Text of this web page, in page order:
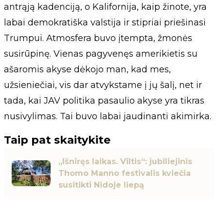
antrąją kadenciją, o Kalifornija, kaip žinote, yra
labai demokratiška valstija ir stipriai priešinasi
Trumpui. Atmosfera buvo įtempta, žmonės
susirūpinę. Vienas pagyvenęs amerikietis su
ašaromis akyse dėkojo man, kad mes,
užsieniečiai, vis dar atvykstame į jų šalį, net ir
tada, kai JAV politika pasaulio akyse yra tikras
nusivylimas. Tai buvo labai jaudinanti akimirka.
Taip pat skaitykite
„Išniręs laikas. Viltis“: jubiliejinis
Thomo Manno festivalis kviečia
susitikti Nidoje liepą